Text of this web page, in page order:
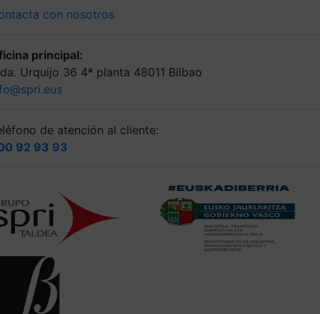
con nosotros
principal:
Urquijo 36 4ª planta 48011 Bilbao
de atención al cliente:
92 93 93